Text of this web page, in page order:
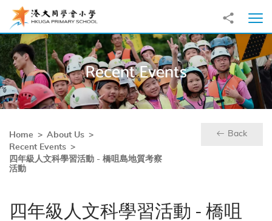
Skip to main content
Share to
Recent Events
Home
About Us
Recent Events
四年級人文科學習活動 - 橋咀島地質考察
活動
Back
四年級人文科學習活動 - 橋咀